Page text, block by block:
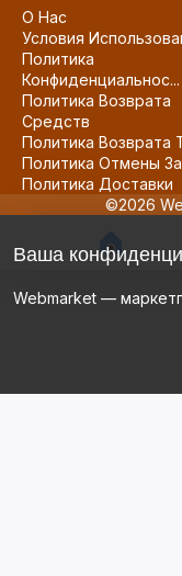
О Нас
Условия
Политика
Конфиденциальнос...
Политика Возврата
Средств
Политика Возврата
Политика Отмены
Политика Доставки
©2026
Ваша
Webmarket —